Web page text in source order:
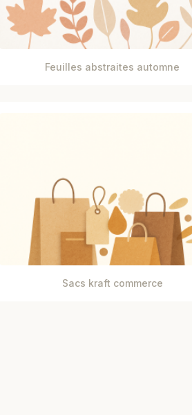
Feuilles abstraites automne
Sacs kraft commerce